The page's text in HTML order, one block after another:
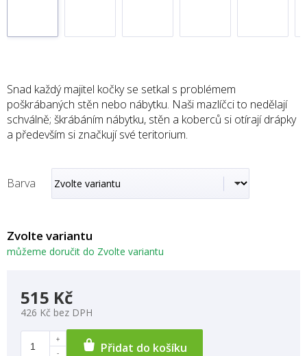
Zvolte variantu
můžeme doručit do Zvolte variantu
Barva
Snad každý majitel kočky se setkal s problémem
poškrábaných stěn nebo nábytku. Naši mazlíčci to nedělají
schválně; škrábáním nábytku, stěn a koberců si otírají drápky
a především si značkují své teritorium.
515 Kč
426 Kč bez DPH
Přidat do košíku